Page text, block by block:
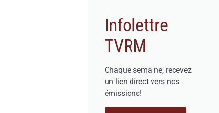
Infolettre
TVRM
Chaque semaine, recevez
un lien direct vers nos
émissions!